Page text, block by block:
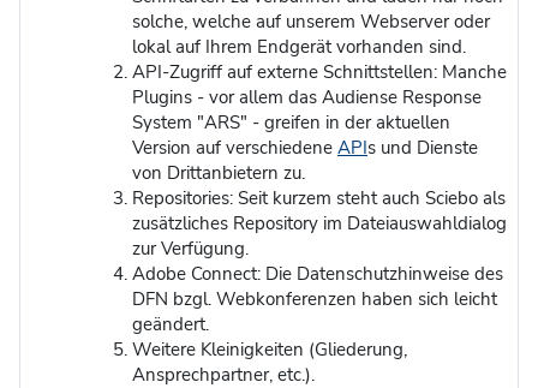
solche, welche auf unserem Webserver oder
lokal auf Ihrem Endgerät vorhanden sind.
API-Zugriff auf externe Schnittstellen: Manche
Plugins - vor allem das Audiense Response
System "ARS" - greifen in der aktuellen
Version auf verschiedene APIs und Dienste
von Drittanbietern zu.
Repositories: Seit kurzem steht auch Sciebo als
zusätzliches Repository im Dateiauswahldialog
zur Verfügung.
Adobe Connect: Die Datenschutzhinweise des
DFN bzgl. Webkonferenzen haben sich leicht
geändert.
Weitere Kleinigkeiten (Gliederung,
Ansprechpartner, etc.).